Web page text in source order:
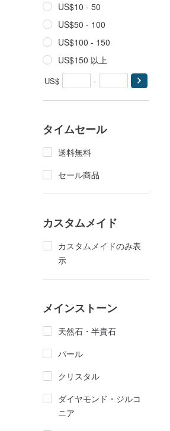
US$10 - 50
US$50 - 100
US$100 - 150
US$150 以上
US$ -
タイムセール
送料無料
セール商品
カスタムメイド
カスタムメイドのみ表
示
メインストーン
天然石・半貴石
パール
クリスタル
ダイヤモンド・ジルコ
ニア